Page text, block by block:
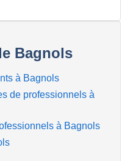
Bagnols
à Bagnols
de professionnels à
à Bagnols